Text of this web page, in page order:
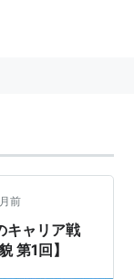
前
キャリア戦
第1回】